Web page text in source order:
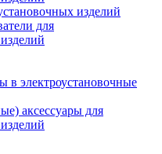
изделий
для
в электроустановочные
аксессуары для